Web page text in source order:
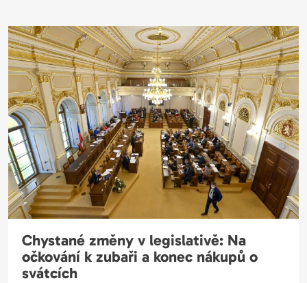
Chystané změny v legislativě: Na
očkování k zubaři a konec nákupů o
svátcích